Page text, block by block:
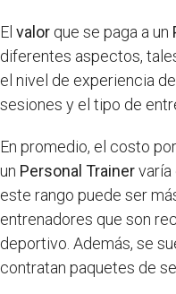
El valor que se paga a un
diferentes aspectos,
el nivel de experiencia
sesiones y el tipo de
En promedio, el costo
un Personal Trainervaría
este rango puede ser
entrenadores que son
deportivo. Además, se
contratan paquetes de